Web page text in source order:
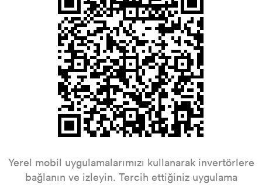
Yerel mobil uygulamalarımızı kullanarak invertörlere
bağlanın ve izleyin. Tercih ettiğiniz uygulama